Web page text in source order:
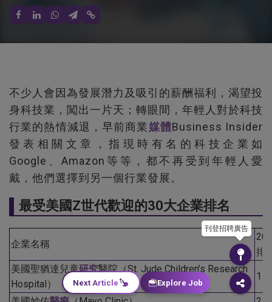
不少人會因為發展潛力及吸引的薪酬福利，渴望投
身科技業，闖出一片天；轉眼間，年輕人對於科技
行業的熱情減退，早前商業媒體Business Insider
發表相關文章，指現時有名的科技企業如
Google、Amazon等等，都不再受到年輕人愛
戴，他們選擇到另一個行業發展。
最受美國Z世代歡迎的30大企業排名
企業名稱
排
美國聖猶達兒童研究醫院（St. Jude Children’s Research
Hospital）
1
刊登招聘廣告
Next Article Explore Job